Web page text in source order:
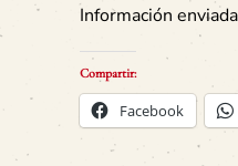
Información
Compartir:
Facebook